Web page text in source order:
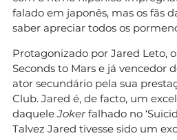
falado em japonês, mas os fãs
saber apreciar todos os
Protagonizado por Jared Leto,
Seconds to Mars e já vencedor
ator secundário pela sua
Club. Jared é, de facto, um
daqueleJokerfalhado no
Talvez Jared tivesse sido um